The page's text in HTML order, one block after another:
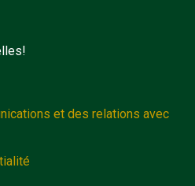
et des relations avec